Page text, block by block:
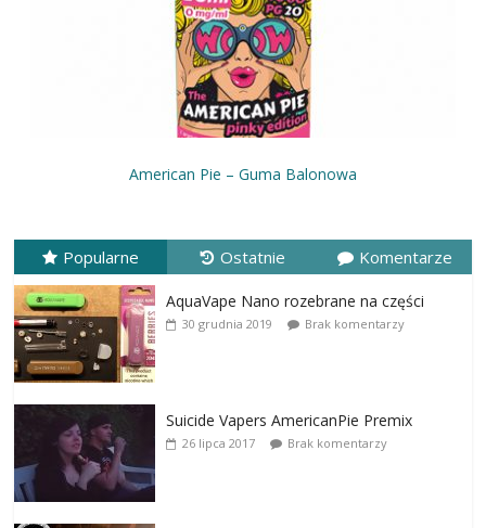
American Pie – Guma Balonowa
Popularne Ostatnie Komentarze
AquaVape Nano rozebrane na części
30 grudnia 2019 Brak komentarzy
Suicide Vapers AmericanPie Premix
26 lipca 2017 Brak komentarzy